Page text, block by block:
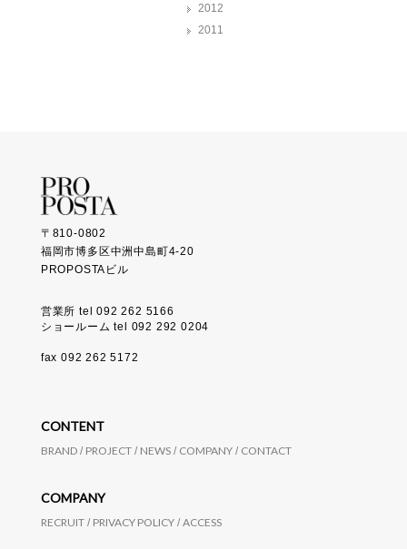
2012
2011
〒810-0802
福岡市博多区中洲中島町4-20
PROPOSTAビル
営業所 tel 092 262 5166
ショールーム tel 092 292 0204
fax 092 262 5172
CONTENT
BRAND PROJECT NEWS COMPANY CONTACT
COMPANY
RECRUIT PRIVACY POLICY ACCESS